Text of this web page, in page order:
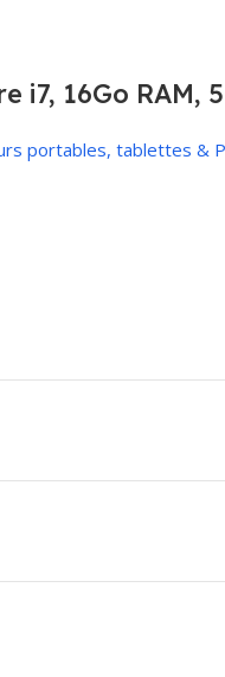
i7, 16Go
portables, tablettes &